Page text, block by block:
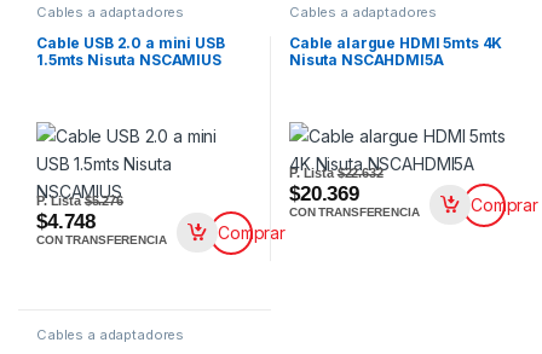
Cables a adaptadores
Cable USB 2.0 a mini USB
1.5mts Nisuta NSCAMIUS
P. Lista$5.276
$4.748
CON TRANSFERENCIA Comprar
Cables a adaptadores
Cable alargue HDMI 5mts 4K
Nisuta NSCAHDMI5A
P. Lista$22.632
$20.369
CON TRANSFERENCIA Comprar
Cables a adaptadores